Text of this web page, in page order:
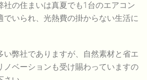
社の住まいは真夏でも1台のエアコン
でいられ、光熱費の掛からない生活に
い弊社でありますが、自然素材と省エ
ノベーションも受け賜わっていますの